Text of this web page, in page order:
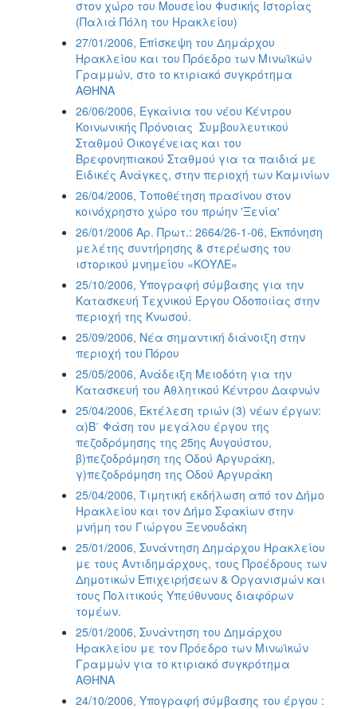
στον χώρο του Μουσείου Φυσικής Ιστορίας
(Παλιά Πόλη του Ηρακλείου)
27/01/2006, Επίσκεψη του Δημάρχου
Ηρακλείου και του Πρόεδρο των Μινωϊκών
Γραμμών, στο το κτιριακό συγκρότημα
ΑΘΗΝΑ
26/06/2006, Εγκαίνια του νέου Κέντρου
Κοινωνικής Πρόνοιας  Συμβουλευτικού
Σταθμού Οικογένειας και του
Βρεφονηπιακού Σταθμού για τα παιδιά με
Ειδικές Ανάγκες, στην περιοχή των Καμινίων
26/04/2006, Τοποθέτηση πρασίνου στον
κοινόχρηστο χώρο του πρώην 'Ξενία'
26/01/2006 Αρ. Πρωτ.: 2664/26-1-06, Εκπόνηση
μελέτης συντήρησης & στερέωσης του
ιστορικού μνημείου «ΚΟΥΛΕ»
25/10/2006, Υπογραφή σύμβασης για την
Κατασκευή Τεχνικού Έργου Οδοποιίας στην
περιοχή της Κνωσού.
25/09/2006, Νέα σημαντική διάνοιξη στην
περιοχή του Πόρου
25/05/2006, Ανάδειξη Μειοδότη για την
Κατασκευή του Αθλητικού Κέντρου Δαφνών
25/04/2006, Εκτέλεση τριών (3) νέων έργων:
α)Β΄ Φάση του μεγάλου έργου της
πεζοδρόμησης της 25ης Αυγούστου,
β)πεζοδρόμηση της Οδού Αργυράκη,
γ)πεζοδρόμηση της Οδού Αργυράκη
25/04/2006, Τιμητική εκδήλωση από τον Δήμο
Ηρακλείου και τον Δήμο Σφακίων στην
μνήμη του Γιώργου Ξενουδάκη
25/01/2006, Συνάντηση Δημάρχου Ηρακλείου
με τους Αντιδημάρχους, τους Προέδρους των
Δημοτικών Επιχειρήσεων & Οργανισμών και
τους Πολιτικούς Υπεύθυνους διαφόρων
τομέων.
25/01/2006, Συνάντηση του Δημάρχου
Ηρακλείου με τον Πρόεδρο των Μινωϊκών
Γραμμών για το κτιριακό συγκρότημα
ΑΘΗΝΑ
24/10/2006, Υπογραφή σύμβασης του έργου :